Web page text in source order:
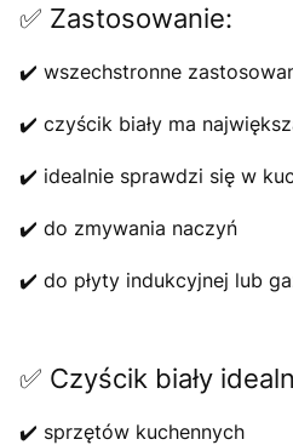
✅ Zastosowanie:
✔️ wszechstronne
✔️ czyścik biały ma
✔️ idealnie sprawdzi się w
✔️ do zmywania naczyń
✔️ do płyty indukcyjnej lub
✅ Czyścik biały
✔️ sprzętów kuchennych